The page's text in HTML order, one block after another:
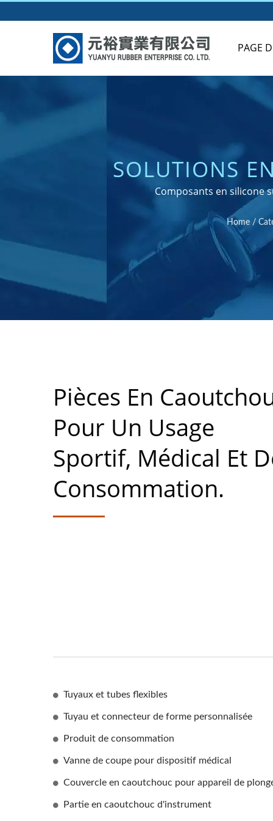
PAGE
SOLUTIONS
Composants en silicone
Home /
Pièces En
Pour Un Usage
Sportif, Médical Et
Consommation.
Tuyaux et tubes flexibles
Tuyau et connecteur de forme personnalisée
Produit de consommation
Vanne de coupe pour dispositif médical
Couvercle en caoutchouc pour appareil de
Partie en caoutchouc d'instrument